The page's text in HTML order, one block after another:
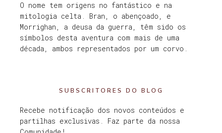
O nome tem origens no fantástico e na
mitologia celta. Bran, o abençoado, e
Morrighan, a deusa da guerra, têm sido os
símbolos desta aventura com mais de uma
década, ambos representados por um corvo.
SUBSCRITORES DO BLOG
Recebe notificação dos novos conteúdos e
partilhas exclusivas. Faz parte da nossa